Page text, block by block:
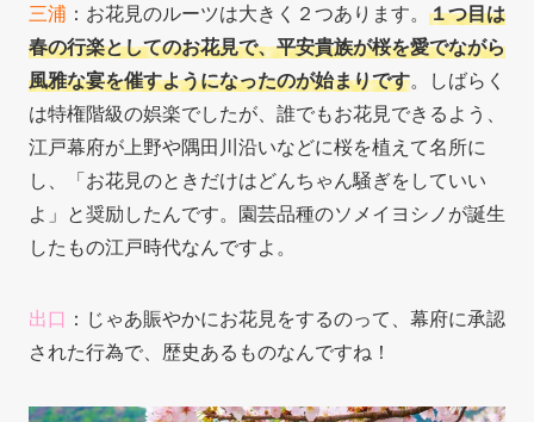
三浦 ：お花見のルーツは大きく２つあります。 １つ目は
春の行楽としてのお花見で、平安貴族が桜を愛でながら
風雅な宴を催すようになったのが始まりです。しばらく
は特権階級の娯楽でしたが、誰でもお花見できるよう、
江戸幕府が上野や隅田川沿いなどに桜を植えて名所に
し、「お花見のときだけはどんちゃん騒ぎをしていい
よ」と奨励したんです。園芸品種のソメイヨシノが誕生
したもの江戸時代なんですよ。
出口 ：じゃあ賑やかにお花見をするのって、幕府に承認
された行為で、歴史あるものなんですね！